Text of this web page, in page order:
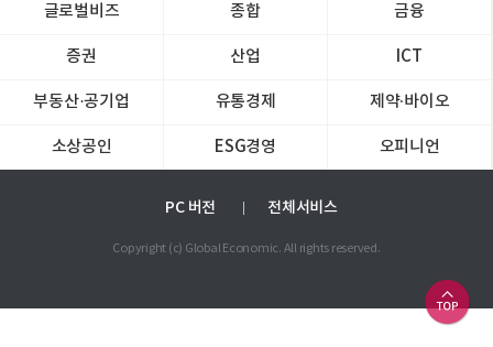
글로벌비즈 종합 금융
증권 산업 ICT
부동산·공기업 유통경제 제약∙바이오
소상공인 ESG경영 오피니언
PC 버전 전체서비스
Copyright (c) Global Economic. All rights reserved.